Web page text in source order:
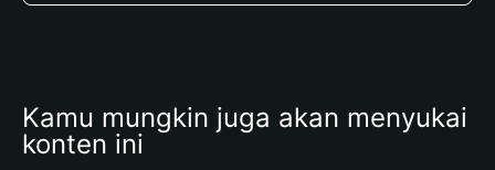
Kamu mungkin juga akan menyukai
konten ini